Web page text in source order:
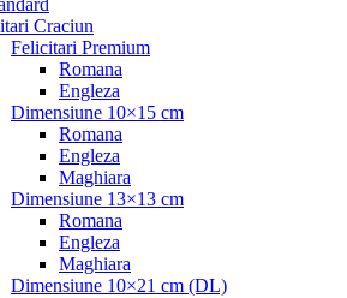
Craciun
Felicitari Premium
Romana
Engleza
Dimensiune 10×15 cm
Romana
Engleza
Maghiara
Dimensiune 13×13 cm
Romana
Engleza
Maghiara
Dimensiune 10×21 cm (DL)